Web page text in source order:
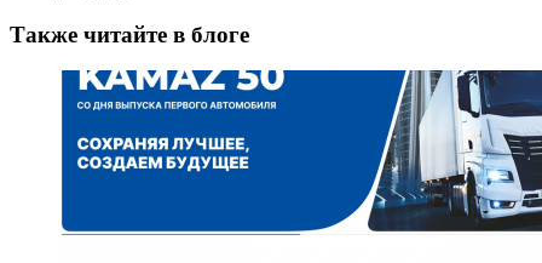
Также читайте в блоге